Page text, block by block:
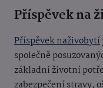
Příspěvek na
Příspěvek naživobytí
společně
základní životní